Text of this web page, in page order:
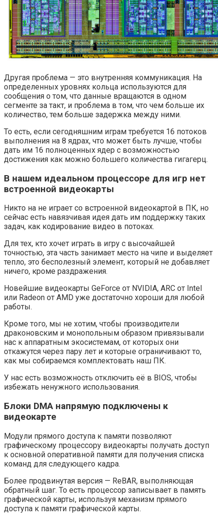
Другая проблема — это внутренняя коммуникация. На
определенных уровнях кольца используются для
сообщения о том, что данные вращаются в одном
сегменте за такт, и проблема в том, что чем больше их
количество, тем больше задержка между ними.
То есть, если сегодняшним играм требуется 16 потоков
выполнения на 8 ядрах, что может быть лучше, чтобы
дать им 16 полноценных ядер с возможностью
достижения как можно большего количества гигагерц.
В нашем идеальном процессоре для игр нет
встроенной видеокарты
Никто на не играет со встроенной видеокартой в ПК, но
сейчас есть навязчивая идея дать им поддержку таких
задач, как кодирование видео в потоках.
Для тех, кто хочет играть в игру с высочайшей
точностью, эта часть занимает место на чипе и выделяет
тепло, это бесполезный элемент, который не добавляет
ничего, кроме раздражения.
Новейшие видеокарты GeForce от NVIDIA, ARC от Intel
или Radeon от AMD уже достаточно хороши для любой
работы.
Кроме того, мы не хотим, чтобы производители
драконовским и монопольным образом привязывали
нас к аппаратным экосистемам, от которых они
откажутся через пару лет и которые ограничивают то,
как мы собираемся комплектовать наш ПК.
У нас есть возможность отключить её в BIOS, чтобы
избежать ненужного использования.
Блоки DMA напрямую подключены к
видеокарте
Модули прямого доступа к памяти позволяют
графическому процессору видеокарты получать доступ
к основной оперативной памяти для получения списка
команд для следующего кадра.
Более продвинутая версия — ReBAR, выполняющая
обратный шаг. То есть процессор записывает в память
графической карты, используя механизм прямого
доступа к памяти графической карты.